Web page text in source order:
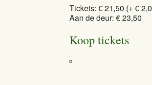
Tickets: € 21,50 (+ €
Aan de deur: € 23,50
Koop tickets